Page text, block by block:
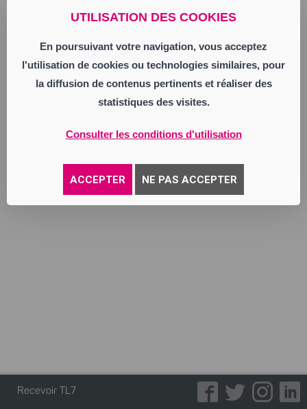
UTILISATION DES COOKIES
En poursuivant votre navigation, vous acceptez
l'utilisation de cookies ou technologies similaires, pour
la diffusion de contenus pertinents et réaliser des
statistiques des visites.
Consulter les conditions d'utilisation
ACCEPTER NE PAS ACCEPTER
Société par Actions Simplifiée
880 993 621 RCS Saint Etienne
Activité : restaurant, brasserie, bar
Annonce parue le 12/05/2026
Recevoir TL7